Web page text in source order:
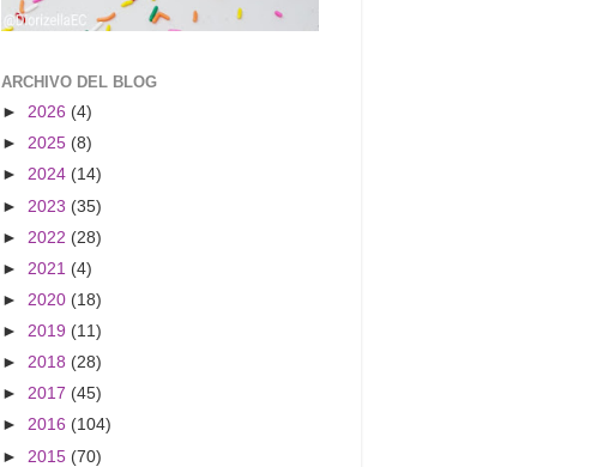
ARCHIVO DEL BLOG
► 2026 (4)
► 2025 (8)
► 2024 (14)
► 2023 (35)
► 2022 (28)
► 2021 (4)
► 2020 (18)
► 2019 (11)
► 2018 (28)
► 2017 (45)
► 2016 (104)
► 2015 (70)